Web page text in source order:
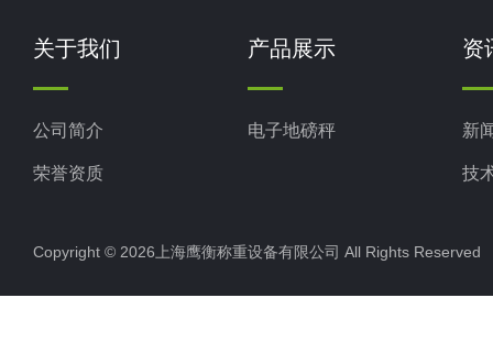
关于我们
公司简介
荣誉资质
产品展示
电子地磅秤
资
新
技
Copyright © 2026上海鹰衡称重设备有限公司 All Rights